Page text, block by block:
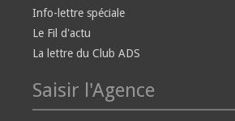
Info-lettre spéciale
Le Fil d'actu
La lettre du Club ADS
Saisir l'Agence